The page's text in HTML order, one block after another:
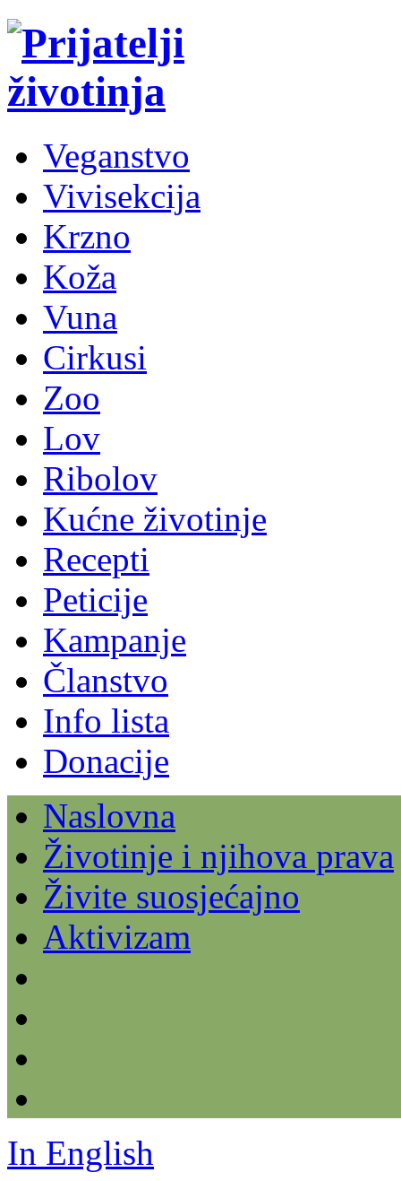
Veganstvo
Vivisekcija
Krzno
Koža
Vuna
Cirkusi
Zoo
Lov
Ribolov
Kućne životinje
Recepti
Peticije
Kampanje
Članstvo
Info lista
Donacije
Naslovna
Životinje i njihova prava
Živite suosjećajno
Aktivizam
In English